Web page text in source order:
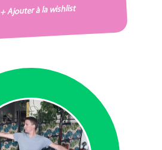
+ Ajouter à la wishlist